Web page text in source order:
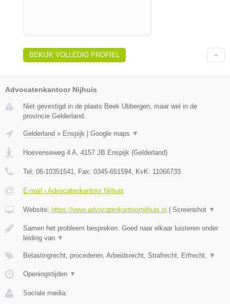
BEKIJK VOLLEDIG PROFIEL
Advocatenkantoor Nijhuis
Niet gevestigd in de plaats Beek Ubbergen, maar wel in de
provincie Gelderland.
Gelderland » Enspijk Google maps ▼
Hoevenseweg 4 A 4157 JB Enspijk (Gelderland)
Tel: 06-10351541 , Fax: 0345-651594 , KvK: 11066733
E-mail › Advocatenkantoor Nijhuis
Website: https://www.advocatenkantoornijhuis.nl Screenshot ▼
Samen het probleem bespreken. Goed naar elkaar luisteren onder
leiding van ▼
Belastingrecht, procederen, Arbeidsrecht, Strafrecht, Erfrecht, ▼
Openingstijden ▼
Sociale media: